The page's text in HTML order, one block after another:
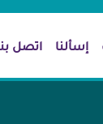
إسألنا اتصل